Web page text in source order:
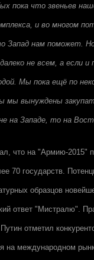
пока что звеньев
и во многом
Запад нам поможет.
не всем, а если
Мы пока ещё по
мы вынуждены
на Западе, то на
что на "Армию-2015"
70 государств.
образцов
ответ "Мистралю".
отметил
на международном